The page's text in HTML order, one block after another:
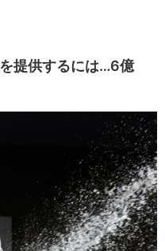
提供するには…6億